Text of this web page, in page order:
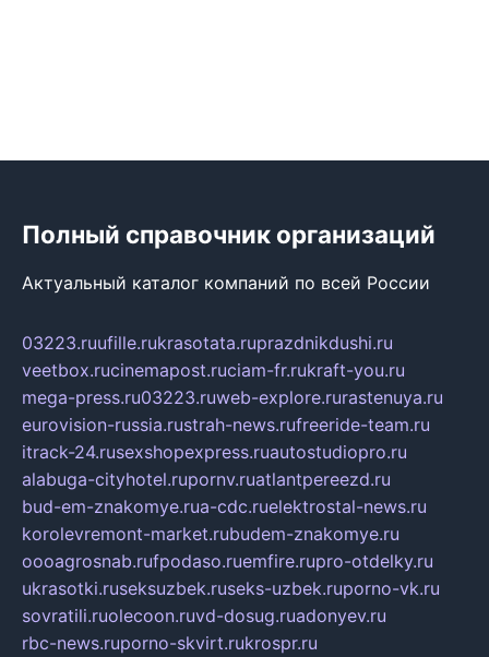
Полный справочник организаций
Актуальный каталог компаний по всей России
03223.ruufille.rukrasotata.ruprazdnikdushi.ru
veetbox.rucinemapost.ruciam-fr.rukraft-you.ru
mega-press.ru03223.ruweb-explore.rurastenuya.ru
eurovision-russia.rustrah-news.rufreeride-team.ru
itrack-24.rusexshopexpress.ruautostudiopro.ru
alabuga-cityhotel.rupornv.ruatlantpereezd.ru
bud-em-znakomye.rua-cdc.ruelektrostal-news.ru
korolevremont-market.rubudem-znakomye.ru
oooagrosnab.rufpodaso.ruemfire.rupro-otdelky.ru
ukrasotki.ruseksuzbek.ruseks-uzbek.ruporno-vk.ru
sovratili.ruolecoon.ruvd-dosug.ruadonyev.ru
rbc-news.ruporno-skvirt.rukrospr.ru